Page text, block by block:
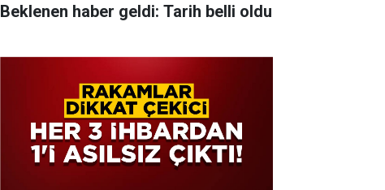
Beklenen haber geldi: Tarih belli oldu